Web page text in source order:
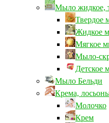
Мыло жидкое,
Твердое
Жидкое
Мягкое
Мыло-
Детское
Мыло Бельди
Крема,
Молочко
Крем